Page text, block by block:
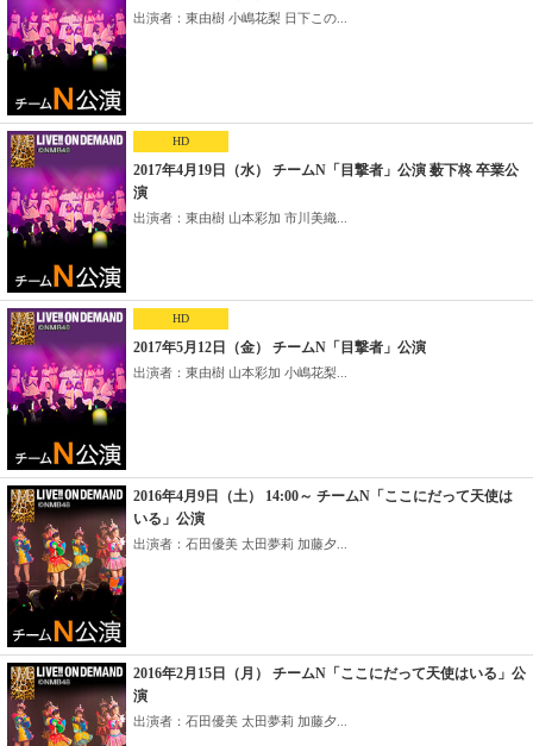
出演者：東由樹 小嶋花梨 日下この...
HD
2017年4月19日（水） チームN「目撃者」公演 薮下柊 卒業公
演
出演者：東由樹 山本彩加 市川美織...
HD
2017年5月12日（金） チームN「目撃者」公演
出演者：東由樹 山本彩加 小嶋花梨...
2016年4月9日（土） 14:00～ チームN「ここにだって天使は
いる」公演
出演者：石田優美 太田夢莉 加藤夕...
2016年2月15日（月） チームN「ここにだって天使はいる」公
演
出演者：石田優美 太田夢莉 加藤夕...